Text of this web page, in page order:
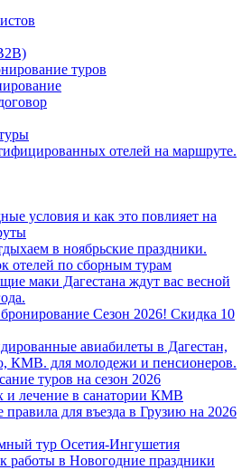
туров
отелей на маршруте.
условия и как это повлияет на
в ноябрьские праздники.
отелей по сборным турам
маки Дагестана ждут вас весной
Сезон 2026! Скидка 10
авиабилеты в Дагестан,
КМВ. для молодежи и пенсионеров.
туров на сезон 2026
и лечение в санатории КМВ
для въезда в Грузию на 2026
тур Осетия-Ингушетия
работы в Новогодние праздники